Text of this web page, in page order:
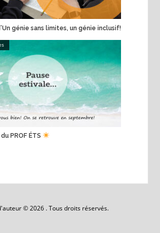
génie sans limites, un génie inclusif!
PROF ÉTS
© 2026 . Tous droits réservés.